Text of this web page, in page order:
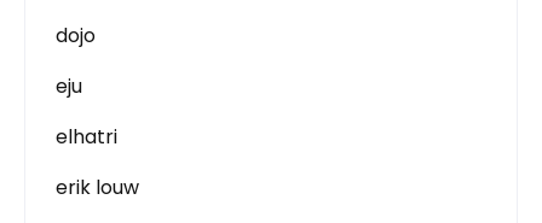
dojo
eju
elhatri
erik louw